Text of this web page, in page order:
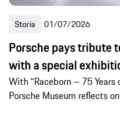
Storia 01/07/2026
Porsche pays tribute
with a special
With “Raceborn – 75
Porsche Museum reflects